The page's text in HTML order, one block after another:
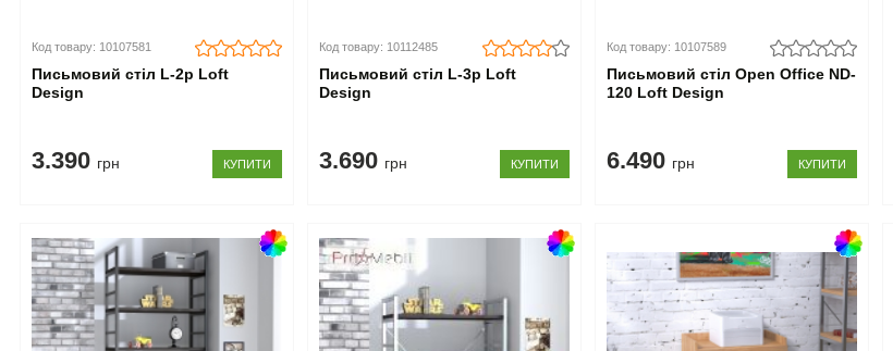
Код товару: 10107581
Письмовий стіл L-2p Loft
Design
3.390 грн КУПИТИ
Код товару: 10112485
Письмовий стіл L-3p Loft
Design
3.690 грн КУПИТИ
Код товару: 10107589
Письмовий стіл Open Office ND-
120 Loft Design
6.490 грн КУПИТИ